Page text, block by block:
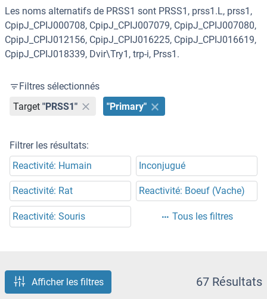
Les noms alternatifs de PRSS1 sont PRSS1, prss1.L, prss1,
CpipJ_CPIJ000708, CpipJ_CPIJ007079, CpipJ_CPIJ007080,
CpipJ_CPIJ012156, CpipJ_CPIJ016225, CpipJ_CPIJ016619,
CpipJ_CPIJ018339, Dvir\Try1, trp-i, Prss1.
Filtres sélectionnés
Target "PRSS1" "Primary"
Filtrer les résultats:
Reactivité: Humain
Inconjugué
Reactivité: Rat Reactivité: Boeuf (Vache)
Reactivité: Souris Tous les filtres
Afficher les filtres 67 Résultats